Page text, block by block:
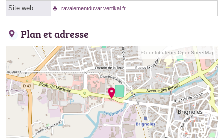
Site web ravalementduvar.vertikal.fr
Plan et adresse
© contributeurs OpenStreetMap